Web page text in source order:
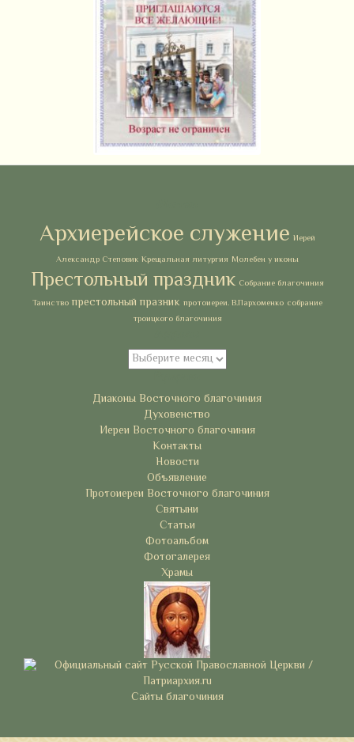
Архиерейское служение Иерей
Александр Степовик Крещальная литургия Молебен у иконы
Престольный праздник Собрание благочиния
Таинство престольный празник протоиереи. В.Пархоменко собрание
троицкого благочиния
Архивы
Диаконы Восточного благочиния
Духовенство
Иереи Восточного благочиния
Контакты
Новости
Объявление
Протоиереи Восточного благочиния
Святыни
Статьи
Фотоальбом
Фотогалерея
Храмы
Сайты благочиния